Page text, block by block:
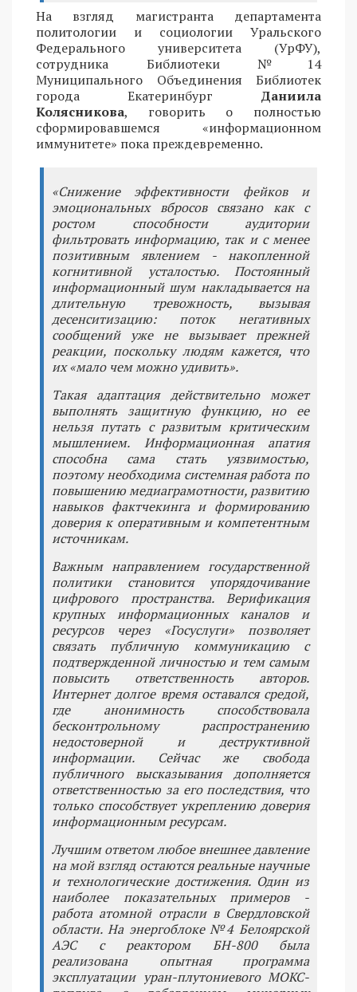
На взгляд магистранта департамента
политологии и социологии Уральского
Федерального университета (УрФУ),
сотрудника Библиотеки №14
Муниципального Объединения Библиотек
города Екатеринбург Даниила
Колясникова, говорить о полностью
сформировавшемся «информационном
иммунитете» пока преждевременно.
«Снижение эффективности фейков и
эмоциональных вбросов связано как с
ростом способности аудитории
фильтровать информацию, так и с менее
позитивным явлением - накопленной
когнитивной усталостью. Постоянный
информационный шум накладывается на
длительную тревожность, вызывая
десенситизацию: поток негативных
сообщений уже не вызывает прежней
реакции, поскольку людям кажется, что
их «мало чем можно удивить».
Такая адаптация действительно может
выполнять защитную функцию, но ее
нельзя путать с развитым критическим
мышлением. Информационная апатия
способна сама стать уязвимостью,
поэтому необходима системная работа по
повышению медиаграмотности, развитию
навыков фактчекинга и формированию
доверия к оперативным и компетентным
источникам.
Важным направлением государственной
политики становится упорядочивание
цифрового пространства. Верификация
крупных информационных каналов и
ресурсов через «Госуслуги» позволяет
связать публичную коммуникацию с
подтвержденной личностью и тем самым
повысить ответственность авторов.
Интернет долгое время оставался средой,
где анонимность способствовала
бесконтрольному распространению
недостоверной и деструктивной
информации. Сейчас же свобода
публичного высказывания дополняется
ответственностью за его последствия, что
только способствует укреплению доверия
информационным ресурсам.
Лучшим ответом любое внешнее давление
на мой взгляд остаются реальные научные
и технологические достижения. Один из
наиболее показательных примеров -
работа атомной отрасли в Свердловской
области. На энергоблоке №4 Белоярской
АЭС с реактором БН-800 была
реализована опытная программа
эксплуатации уран-плутониевого МОКС-